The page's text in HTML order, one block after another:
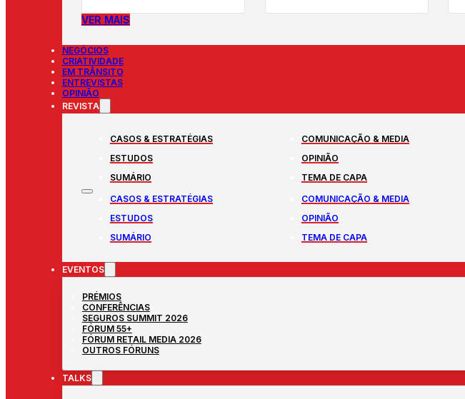
VER MAIS
NEGÓCIOS
CRIATIVIDADE
EM TRÂNSITO
ENTREVISTAS
OPINIÃO
REVISTA
CASOS & ESTRATÉGIAS COMUNICAÇÃO & MEDIA
ESTUDOS
OPINIÃO
SUMÁRIO
TEMA DE CAPA
CASOS & ESTRATÉGIAS
COMUNICAÇÃO & MEDIA
ESTUDOS
OPINIÃO
SUMÁRIO
TEMA DE CAPA
EVENTOS
PRÉMIOS
CONFERÊNCIAS
SEGUROS SUMMIT 2026
FÓRUM 55+
FÓRUM RETAIL MEDIA 2026
OUTROS FÓRUNS
TALKS